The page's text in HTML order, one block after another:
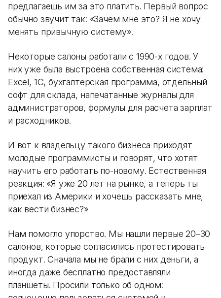
предлагаешь им за это платить. Первый вопрос
обычно звучит так: «Зачем мне это? Я не хочу
менять привычную систему».
Некоторые салоны работали с 1990-х годов. У
них уже была выстроена собственная система:
Excel, 1С, бухгалтерская программа, отдельный
софт для склада, напечатанные журналы для
администраторов, формулы для расчета зарплат
и расходников.
И вот к владельцу такого бизнеса приходят
молодые программисты и говорят, что хотят
научить его работать по-новому. Естественная
реакция: «Я уже 20 лет на рынке, а теперь ты
приехал из Америки и хочешь рассказать мне,
как вести бизнес?»
Нам помогло упорство. Мы нашли первые 20–30
салонов, которые согласились протестировать
продукт. Сначала мы не брали с них деньги, а
иногда даже бесплатно предоставляли
планшеты. Просили только об одном: